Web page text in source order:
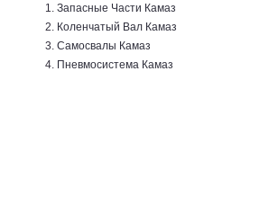
Запасные Части Камаз
Коленчатый Вал Камаз
Самосвалы Камаз
Пневмосистема Камаз